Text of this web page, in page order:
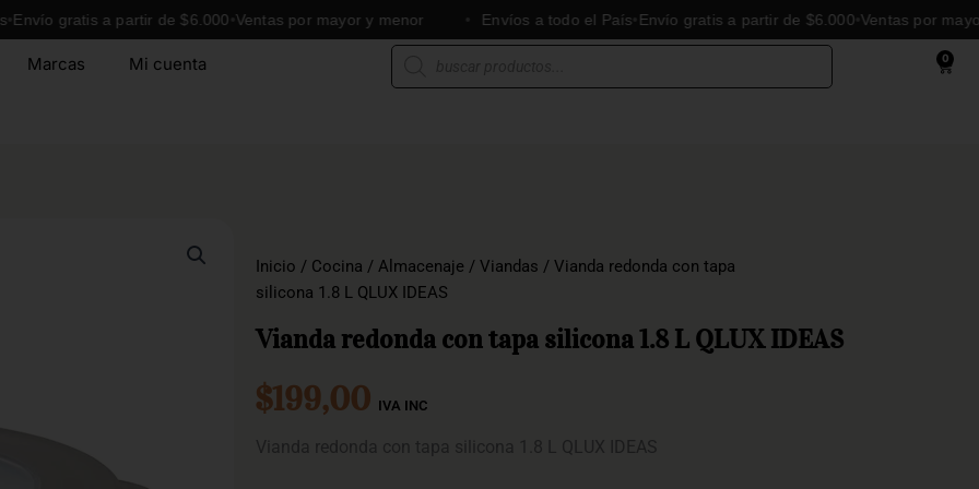
gratis a partir de $6.000 Ventas por mayor y menor Envíos a todo el País Envío gratis a partir de $6.000 Ventas por mayor y
Marcas Mi cuenta
Búsqueda
0
Cart
Inicio / Cocina / Almacenaje / Viandas / Vianda redonda con tapa
silicona 1.8 L QLUX IDEAS
Vianda redonda con tapa silicona 1.8 L QLUX IDEAS
$199,00 IVA INC